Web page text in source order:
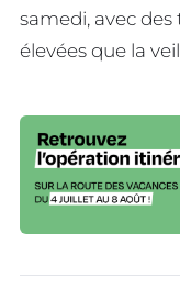
samedi, avec
élevées que la